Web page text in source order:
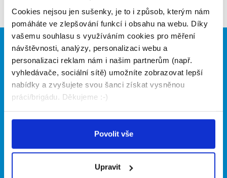
Cookies nejsou jen sušenky, je to i způsob, kterým nám
pomáháte ve zlepšování funkcí i obsahu na webu. Díky
vašemu souhlasu s využíváním cookies pro měření
návštěvnosti, analýzy, personalizaci webu a
personalizaci reklam nám i našim partnerům (např.
vyhledávače, sociální sítě) umožníte zobrazovat lepší
nabídky a zvyšujete svou šanci získat vysněnou
práci/brigádu. Děkujeme :-)
Povolit vše
Upravit
Brigádníci
Články
Hledané brigády
Firmy
Vložit inzerát
Ceník
Kontakt
Naše další projekty
Mobilní aplikace